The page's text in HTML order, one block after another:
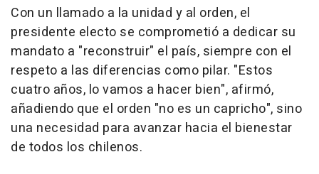
Con un llamado a la unidad y al orden, el
presidente electo se comprometió a dedicar su
mandato a "reconstruir" el país, siempre con el
respeto a las diferencias como pilar. "Estos
cuatro años, lo vamos a hacer bien", afirmó,
añadiendo que el orden "no es un capricho", sino
una necesidad para avanzar hacia el bienestar
de todos los chilenos.